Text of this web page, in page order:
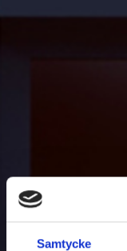
Samtycke